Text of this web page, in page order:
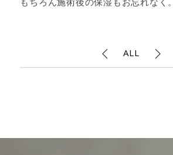
もちろん施術後の保湿もお忘れなく。
ALL